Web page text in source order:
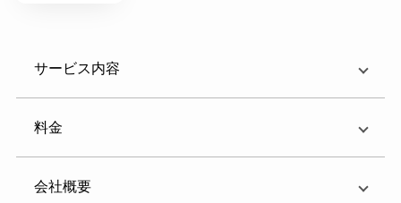
サービス内容
料金
会社概要